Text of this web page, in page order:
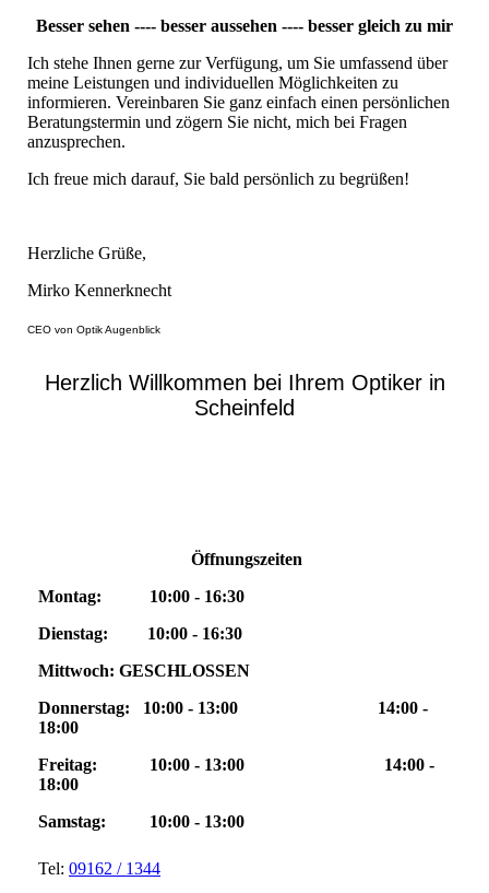
Besser sehen ---- besser aussehen ---- besser gleich zu mir
Ich stehe Ihnen gerne zur Verfügung, um Sie umfassend über
meine Leistungen und individuellen Möglichkeiten zu
informieren. Vereinbaren Sie ganz einfach einen persönlichen
Beratungstermin und zögern Sie nicht, mich bei Fragen
anzusprechen.
Ich freue mich darauf, Sie bald persönlich zu begrüßen!
Herzliche Grüße,
Mirko Kennerknecht
CEO von Optik Augenblick
Herzlich Willkommen bei Ihrem Optiker in
Scheinfeld
Öffnungszeiten
Montag: 10:00 - 16:30
Dienstag: 10:00 - 16:30
Mittwoch: GESCHLOSSEN
Donnerstag: 10:00 - 13:00 14:00 -
18:00
Freitag: 10:00 - 13:00 14:00 -
18:00
Samstag: 10:00 - 13:00
Tel: 09162 / 1344